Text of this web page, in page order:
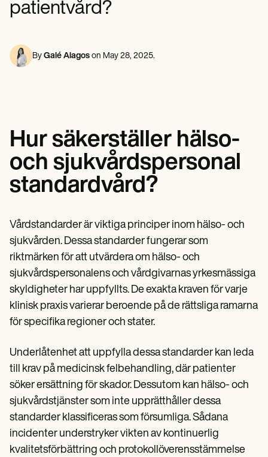
Mental hälsovårdspersonal
Socialarbetare
Psykologer
Sjuksköterskor
Jämförelse
Appguider
Mallar
Procedure Codes
Mall för behandlingsplan
Informed Consent Form
Social Work Treatment Plans
DAR Note Template
Patient Visit Summary Template
Help Center
Demos
Training Hub
Webinars
Switch to Carepatron
Pricing
Why Carepatron?
Get started
Insurance claims
Speech therapists
Life coaches
Massage therapists
patientvård?
By Galé Alagos on May 28, 2025.
Hur säkerställer hälso-
och sjukvårdspersonal
standardvård?
Vårdstandarder är viktiga principer inom hälso- och
sjukvården. Dessa standarder fungerar som
riktmärken för att utvärdera om hälso- och
sjukvårdspersonalens och vårdgivarnas yrkesmässiga
skyldigheter har uppfyllts. De exakta kraven för varje
klinisk praxis varierar beroende på de rättsliga ramarna
för specifika regioner och stater.
Underlåtenhet att uppfylla dessa standarder kan leda
till krav på medicinsk felbehandling, där patienter
söker ersättning för skador. Dessutom kan hälso- och
sjukvårdstjänster som inte upprätthåller dessa
standarder klassificeras som försumliga. Sådana
incidenter understryker vikten av kontinuerlig
kvalitetsförbättring och protokollöverensstämmelse